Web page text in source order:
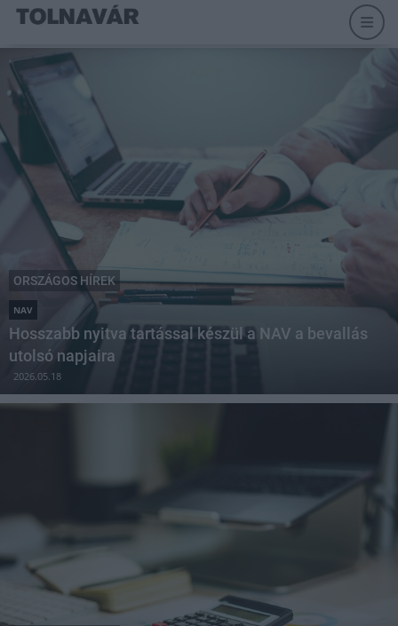
ORSZÁGOS HÍREK
NAV
Hosszabb nyitva tartással készül a NAV a bevallás
utolsó napjaira
2026.05.18